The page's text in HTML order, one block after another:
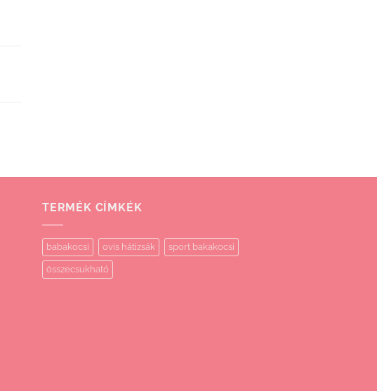
TERMÉK CÍMKÉK
babakocsi ovis hátizsák sport bakakocsi
összecsukható